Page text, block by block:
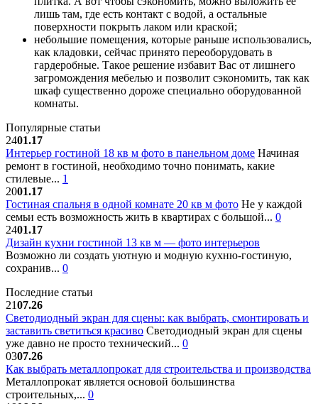
лишь там, где есть контакт с водой, а остальные
поверхности покрыть лаком или краской;
небольшие помещения, которые раньше использовались,
как кладовки, сейчас принято переоборудовать в
гардеробные. Такое решение избавит Вас от лишнего
загромождения мебелью и позволит сэкономить, так как
шкаф существенно дороже специально оборудованной
комнаты.
Популярные статьи
2401.17
Интерьер гостиной 18 кв м фото в панельном доме Начиная
ремонт в гостиной, необходимо точно понимать, какие
стилевые... 1
2001.17
Гостиная спальня в одной комнате 20 кв м фото Не у каждой
семьи есть возможность жить в квартирах с большой... 0
2401.17
Дизайн кухни гостиной 13 кв м — фото интерьеров
Возможно ли создать уютную и модную кухню-гостиную,
сохранив... 0
Последние статьи
2107.26
Светодиодный экран для сцены: как выбрать, смонтировать и
заставить светиться красиво Светодиодный экран для сцены
уже давно не просто технический... 0
0307.26
Как выбрать металлопрокат для строительства и производства
Металлопрокат является основой большинства
строительных,... 0